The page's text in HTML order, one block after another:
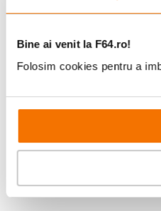
Bine ai venit la F64.ro!
Folosim cookies pentru a